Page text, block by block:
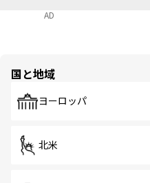
AD
国と地域
ヨーロッパ
北米